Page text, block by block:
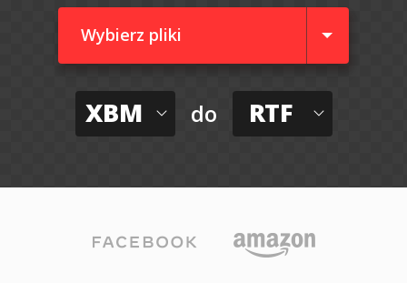
Wybierz pliki
XBM do RTF